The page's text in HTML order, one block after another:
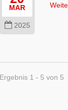
MAR
2025
Ergebnis 1 - 5 von 5